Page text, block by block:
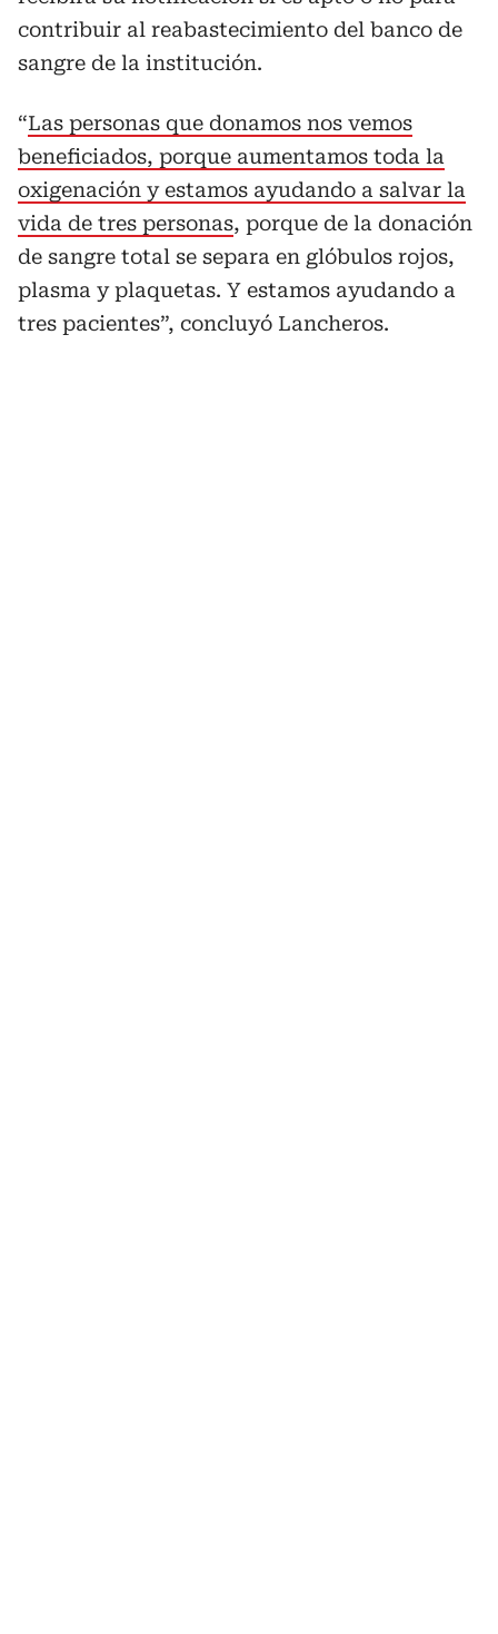
contribuir al reabastecimiento del banco de
sangre de la institución.
“Las personas que donamos nos vemos
beneficiados, porque aumentamos toda la
oxigenación y estamos ayudando a salvar la
vida de tres personas, porque de la donación
de sangre total se separa en glóbulos rojos,
plasma y plaquetas. Y estamos ayudando a
tres pacientes”, concluyó Lancheros.